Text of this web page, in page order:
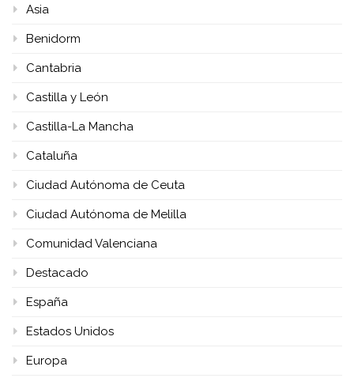
Asia
Benidorm
Cantabria
Castilla y León
Castilla-La Mancha
Cataluña
Ciudad Autónoma de Ceuta
Ciudad Autónoma de Melilla
Comunidad Valenciana
Destacado
España
Estados Unidos
Europa